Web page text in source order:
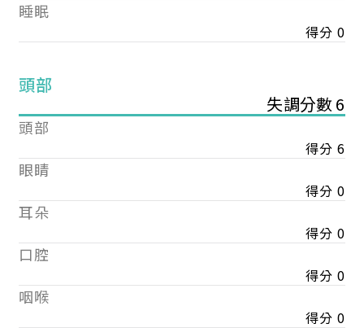
睡眠
得分 0
頭部
失調分數 6
頭部
得分 6
眼睛
得分 0
耳朵
得分 0
口腔
得分 0
咽喉
得分 0